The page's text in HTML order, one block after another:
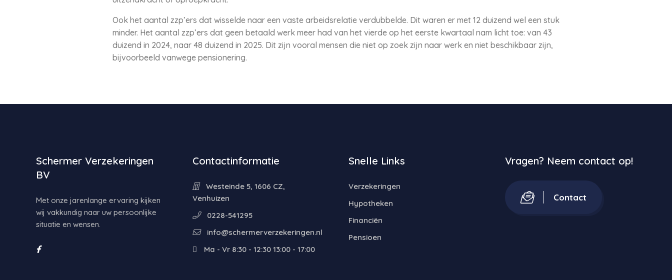
Ook het aantal zzp’ers dat wisselde naar een vaste arbeidsrelatie verdubbelde. Dit waren er met 12 duizend wel een stuk
minder. Het aantal zzp’ers dat geen betaald werk meer had van het vierde op het eerste kwartaal nam licht toe: van 43
duizend in 2024, naar 48 duizend in 2025. Dit zijn vooral mensen die niet op zoek zijn naar werk en niet beschikbaar zijn,
bijvoorbeeld vanwege pensionering.
Schermer Verzekeringen
BV
Met onze jarenlange ervaring kijken
wij vakkundig naar uw persoonlijke
situatie en wensen.
Contactinformatie
Westeinde 5, 1606 CZ,
Venhuizen
0228-541295
info@schermerverzekeringen.nl
Ma - Vr 8:30 - 12:30 13:00 - 17:00
Snelle Links
Verzekeringen
Hypotheken
Financiën
Pensioen
Vragen? Neem contact op!
Contact